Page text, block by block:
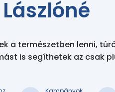
a természetben lenni,
is segíthetek az csak